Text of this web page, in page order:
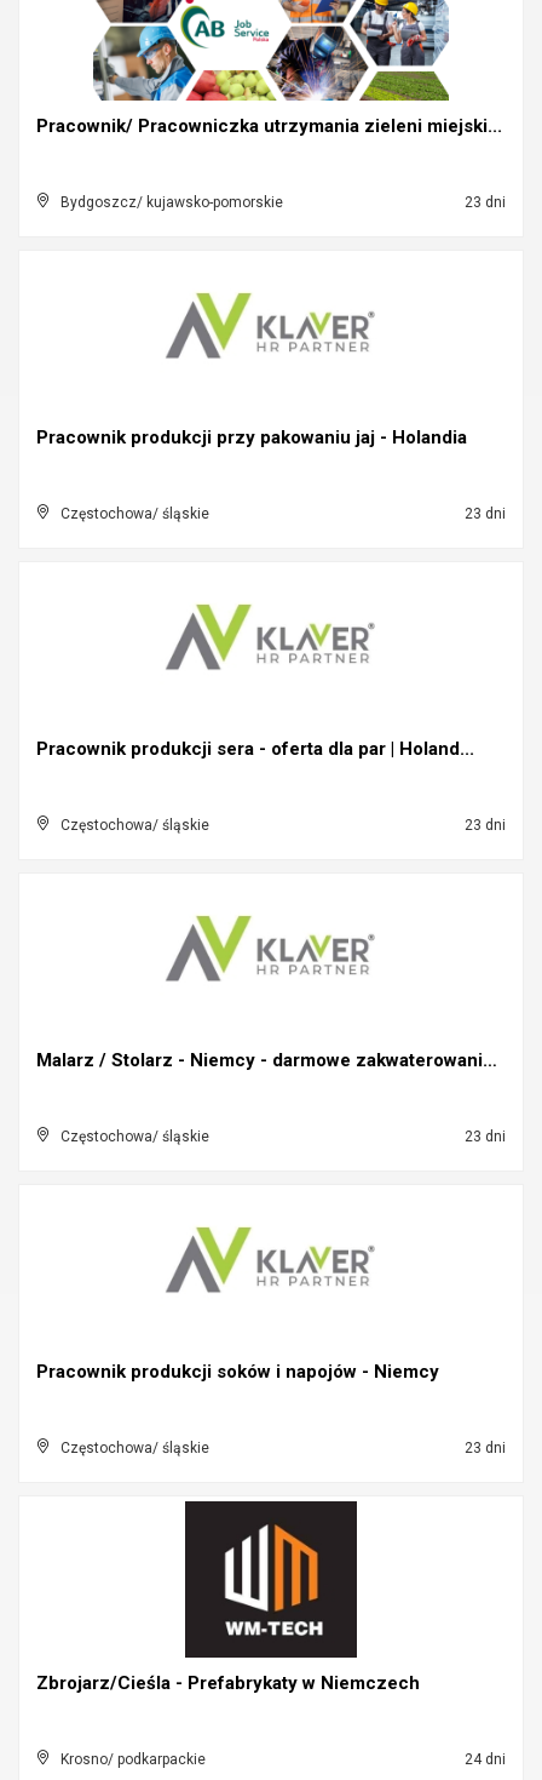
Pracownik/ Pracowniczka utrzymania zieleni miejski...
Bydgoszcz/ kujawsko-pomorskie 23 dni
Pracownik produkcji przy pakowaniu jaj - Holandia
Częstochowa/ śląskie 23 dni
Pracownik produkcji sera - oferta dla par | Holand...
Częstochowa/ śląskie 23 dni
Malarz / Stolarz - Niemcy - darmowe zakwaterowanie...
Częstochowa/ śląskie 23 dni
Pracownik produkcji soków i napojów - Niemcy
Częstochowa/ śląskie 23 dni
Zbrojarz/Cieśla - Prefabrykaty w Niemczech
Krosno/ podkarpackie 24 dni